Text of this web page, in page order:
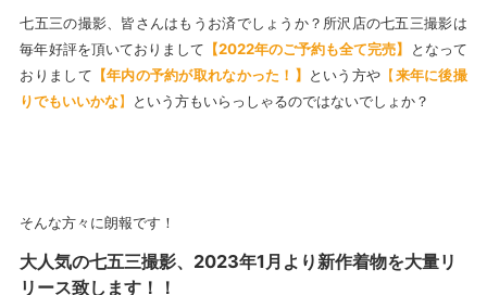
七五三の撮影、皆さんはもうお済でしょうか？所沢店の七五三撮影は
毎年好評を頂いておりまして 【2022年のご予約も全て完売】
となって
おりまして 【年内の予約が取れなかった！ 】 という方や 【来年に後撮
りでもいいかな】 という方もいらっしゃるのではないでしょか？
そんな方々に朗報です！
大人気の七五三撮影、2023年1月より新作着物を大量リ
リース致します！！